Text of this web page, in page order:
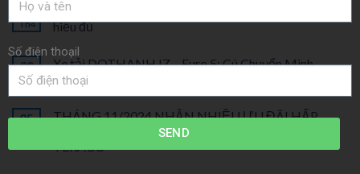
30
Th4
Động Cơ JX Trên Xe Tải DOTHANH IZ | Hiểu đúng,
hiểu đủ
30
Th4
Xe tải DOTHANH IZ – Euro 5: Cú Chuyển Mình
Mạnh Mẽ Về Mọi Mặt
05
THÁNG 11/2024 NHẬN NHIỀU ƯU ĐÃI HẤP
DẪN KHI MUA XE TẢI NHẸ & XE TẢI VAN
Số điện thoạil
SEND